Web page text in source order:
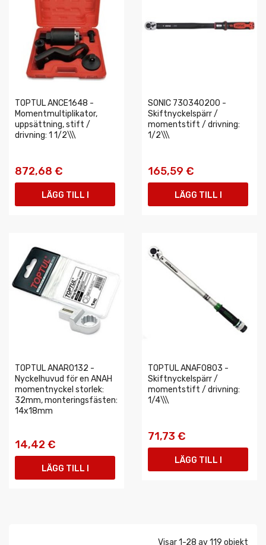
TOPTUL ANCE1648 -
Momentmultiplikator,
uppsättning, stift /
drivning: 1 1/2\\\
872,68 €
LÄGG TILL I
SONIC 730340200 -
Skiftnyckelspärr /
momentstift / drivning:
1/2\\\
165,59 €
LÄGG TILL I
TOPTUL ANAR0132 -
Nyckelhuvud för en ANAH
momentnyckel storlek:
32mm, monteringsfästen:
14x18mm
14,42 €
LÄGG TILL I
TOPTUL ANAF0803 -
Skiftnyckelspärr /
momentstift / drivning:
1/4\\\
71,73 €
LÄGG TILL I
Visar 1-28 av 119 objekt